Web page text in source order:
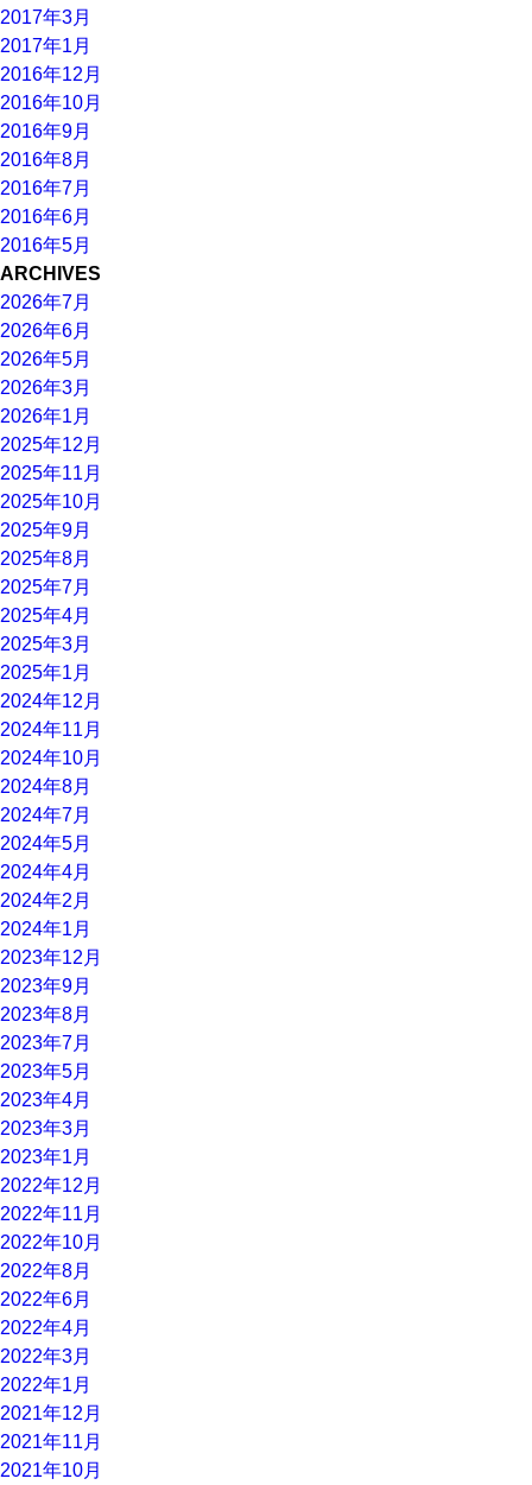
2017年3月
2017年1月
2016年12月
2016年10月
2016年9月
2016年8月
2016年7月
2016年6月
2016年5月
ARCHIVES
2026年7月
2026年6月
2026年5月
2026年3月
2026年1月
2025年12月
2025年11月
2025年10月
2025年9月
2025年8月
2025年7月
2025年4月
2025年3月
2025年1月
2024年12月
2024年11月
2024年10月
2024年8月
2024年7月
2024年5月
2024年4月
2024年2月
2024年1月
2023年12月
2023年9月
2023年8月
2023年7月
2023年5月
2023年4月
2023年3月
2023年1月
2022年12月
2022年11月
2022年10月
2022年8月
2022年6月
2022年4月
2022年3月
2022年1月
2021年12月
2021年11月
2021年10月